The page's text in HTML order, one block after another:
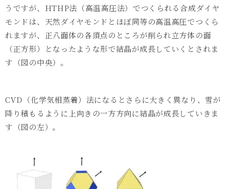
うですが、 HTHP法（高温高圧法）でつくられる合成ダイヤ
モンドは、天然ダイヤモンドとほぼ同等の高温高圧でつくら
れますが、正八面体の各頂点のところが削られ立方体の面
（正方形）となったような形で結晶が成長していくとされま
す（図の中央）。
CVD （化学気相蒸着）法になるとさらに大きく異なり、雪が
降り積もるように上向きの一方方向に結晶が成長していきま
す（図の左）。